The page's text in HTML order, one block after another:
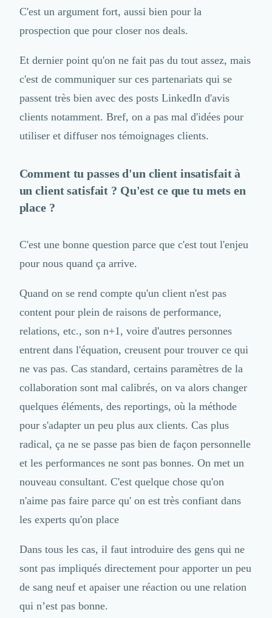
C'est un argument fort, aussi bien pour la
prospection que pour closer nos deals.
Et dernier point qu'on ne fait pas du tout assez, mais
c'est de communiquer sur ces partenariats qui se
passent très bien avec des posts LinkedIn d'avis
clients notamment. Bref, on a pas mal d'idées pour
utiliser et diffuser nos témoignages clients.
Comment tu passes d'un client insatisfait à
un client satisfait ? Qu'est ce que tu mets en
place ?
C'est une bonne question parce que c'est tout l'enjeu
pour nous quand ça arrive.
Quand on se rend compte qu'un client n'est pas
content pour plein de raisons de performance,
relations, etc., son n+1, voire d'autres personnes
entrent dans l'équation, creusent pour trouver ce qui
ne vas pas. Cas standard, certains paramètres de la
collaboration sont mal calibrés, on va alors changer
quelques éléments, des reportings, où la méthode
pour s'adapter un peu plus aux clients. Cas plus
radical, ça ne se passe pas bien de façon personnelle
et les performances ne sont pas bonnes. On met un
nouveau consultant. C'est quelque chose qu'on
n'aime pas faire parce qu' on est très confiant dans
les experts qu'on place
Dans tous les cas, il faut introduire des gens qui ne
sont pas impliqués directement pour apporter un peu
de sang neuf et apaiser une réaction ou une relation
qui n’est pas bonne.